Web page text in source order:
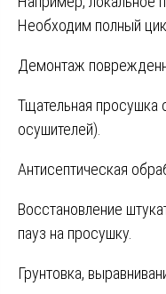
Необходим полный
Демонтаж
Тщательная
осушителей).
Антисептическая
Восстановление
пауз на просушку.
Грунтовка,